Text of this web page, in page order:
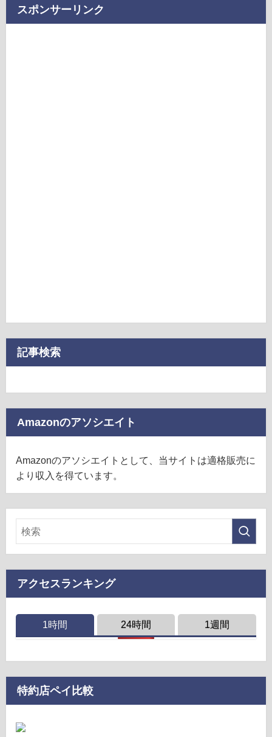
スポンサーリンク
記事検索
Amazonのアソシエイト
Amazonのアソシエイトとして、当サイトは適格販売に
より収入を得ています。
アクセスランキング
1時間 24時間 1週間
特約店ペイ比較